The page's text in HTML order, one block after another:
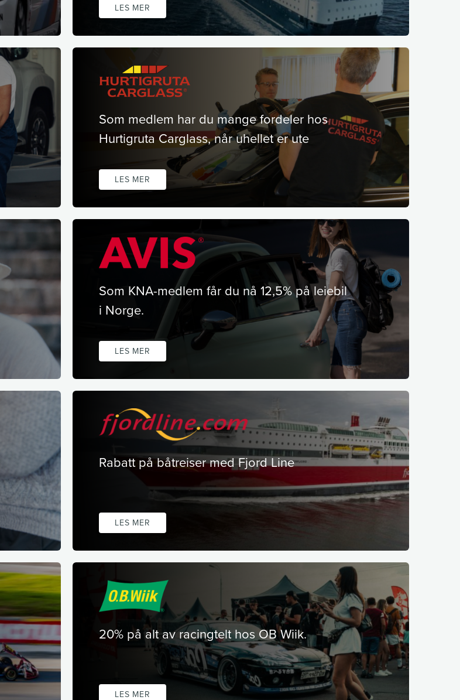
LES MER
Som medlem har du mange fordeler hos
Hurtigruta Carglass, når uhellet er ute
LES MER
Som KNA-medlem får du nå 12,5% på leiebil
i Norge.
LES MER
Rabatt på båtreiser med Fjord Line
LES MER
20% på alt av racingtelt hos OB Wiik.
LES MER